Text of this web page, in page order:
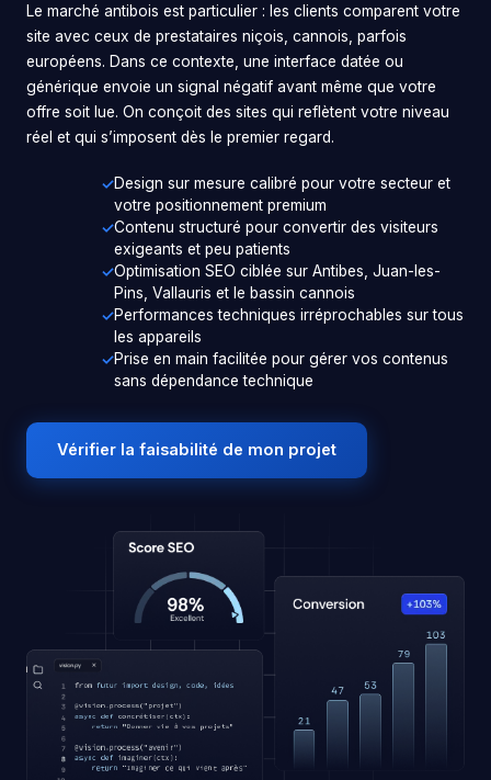
Le marché antibois est particulier : les clients comparent votre
site avec ceux de prestataires niçois, cannois, parfois
européens. Dans ce contexte, une interface datée ou
générique envoie un signal négatif avant même que votre
offre soit lue. On conçoit des sites qui reflètent votre niveau
réel et qui s’imposent dès le premier regard.
Design sur mesure calibré pour votre secteur et
votre positionnement premium
Contenu structuré pour convertir des visiteurs
exigeants et peu patients
Optimisation SEO ciblée sur Antibes, Juan-les-
Pins, Vallauris et le bassin cannois
Performances techniques irréprochables sur tous
les appareils
Prise en main facilitée pour gérer vos contenus
sans dépendance technique
Vérifier la faisabilité de mon projet